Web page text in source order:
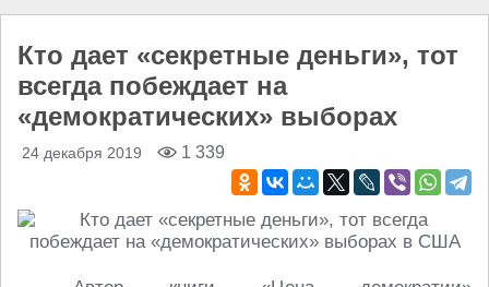
Кто дает «секретные деньги», тот
всегда побеждает на
«демократических» выборах
24 декабря 2019 1 339